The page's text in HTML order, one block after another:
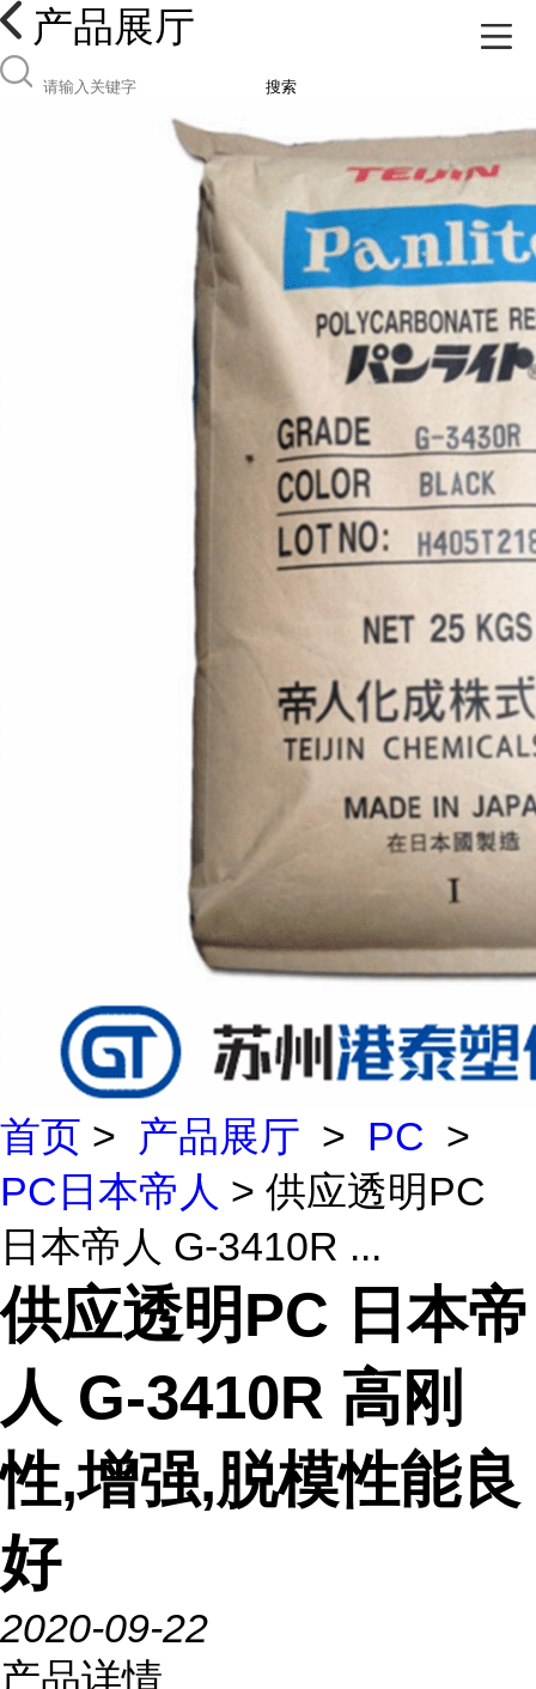
产品展厅
搜索
首页 > 产品展厅 > PC >
PC日本帝人 > 供应透明PC
日本帝人 G-3410R ...
供应透明PC 日本帝
人 G-3410R 高刚
性,增强,脱模性能良
好
2020-09-22
产品详情